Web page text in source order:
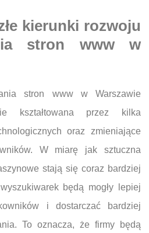
kierunki rozwoju
stron www w
stron www w Warszawie
kształtowana przez kilka
oraz zmieniające
W miarę jak sztuczna
stają się coraz bardziej
będą mogły lepiej
i dostarczać bardziej
To oznacza, że firmy będą